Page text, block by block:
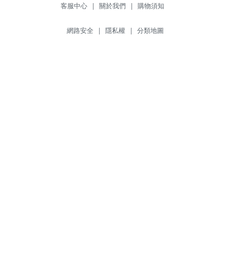
客服中心 | 關於我們 | 購物須知
網路安全 | 隱私權 | 分類地圖